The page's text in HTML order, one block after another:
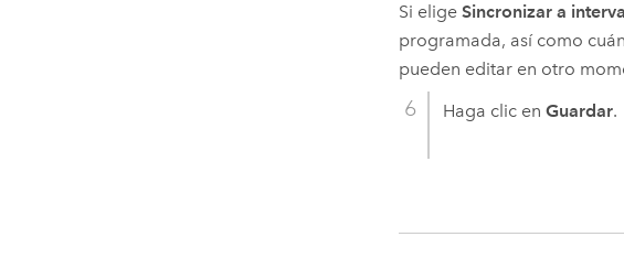
Si eligeSincronizar a
programada, así como
pueden editar en otro
Haga clic enGuardar.